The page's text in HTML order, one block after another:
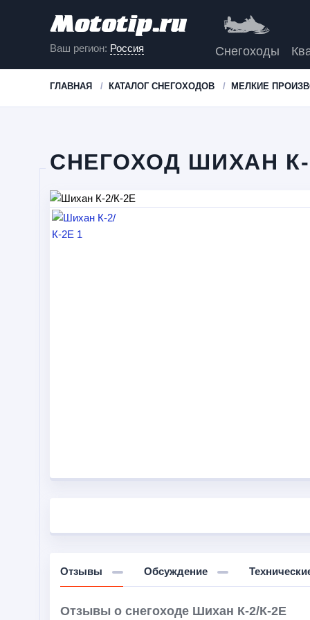
Ваш регион: Россия Снегоходы
ГЛАВНАЯ КАТАЛОГ СНЕГОХОДОВ МЕЛКИЕ
СНЕГОХОД ШИХАН К-
Отзывы Обсуждение
Отзывы о снегоходе Шихан К-2/К-2Е